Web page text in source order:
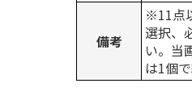
備考
※11点
選択、
い。当
は1個で